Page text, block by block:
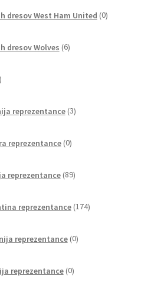
dresov West Ham United 0izdelkov
dresov Wolves 6izdelkov
reprezentance 3izdelki
reprezentance 0izdelkov
reprezentance 89izdelkov
reprezentance 174izdelkov
reprezentance 0izdelkov
reprezentance 0izdelkov